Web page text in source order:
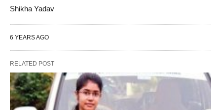
Shikha Yadav
6 YEARS AGO
RELATED POST